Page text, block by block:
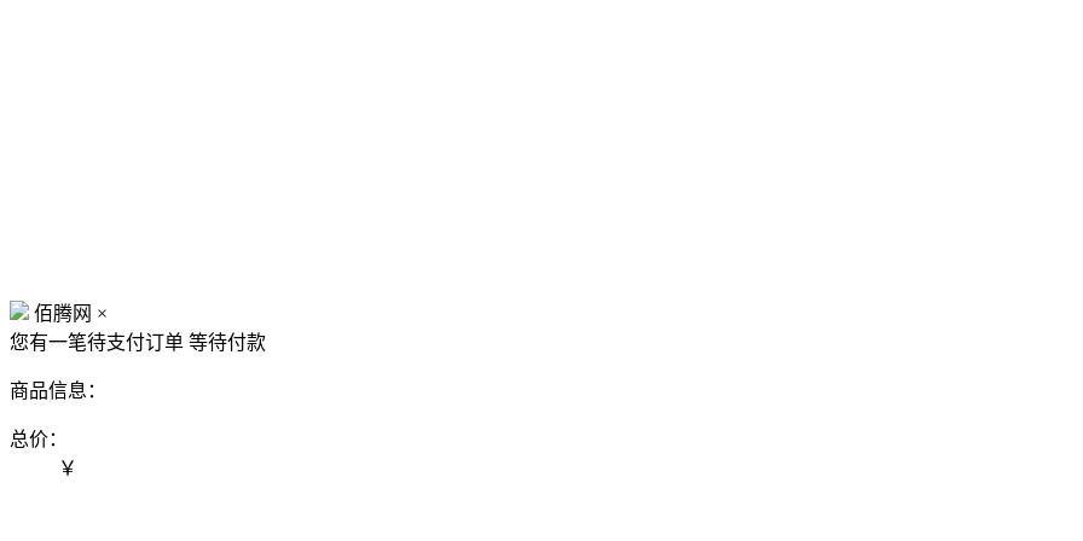
佰腾网 ×
您有一笔待支付订单 等待付款
商品信息：
总价：
￥